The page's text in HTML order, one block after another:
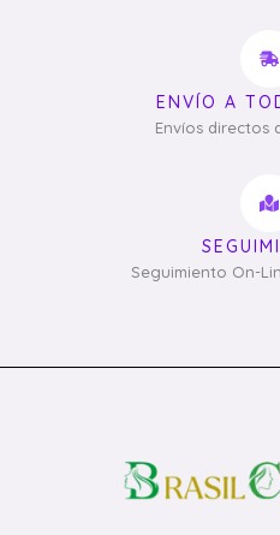
ENVÍO A
Envíos directos
Seguimiento On-